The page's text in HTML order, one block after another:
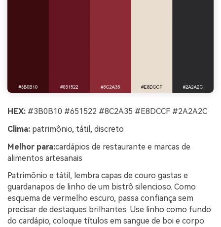
HEX: #3B0B10 #651522 #8C2A35 #E8DCCF #2A2A2C
Clima: patrimônio, tátil, discreto
Melhor para:cardápios de restaurante e marcas de
alimentos artesanais
Patrimônio e tátil, lembra capas de couro gastas e
guardanapos de linho de um bistrô silencioso. Como
esquema de vermelho escuro, passa confiança sem
precisar de destaques brilhantes. Use linho como fundo
do cardápio, coloque títulos em sangue de boi e corpo